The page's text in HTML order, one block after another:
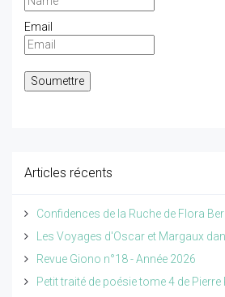
Email
Articles récents
Confidences de la Ruche de Flora
Les Voyages d'Oscar et Margaux
Revue Giono n°18 - Année 2026
Petit traité de poésie tome 4 de Pierre